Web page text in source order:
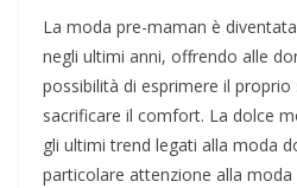
La moda pre-maman è
negli ultimi anni, offrendo alle
possibilità di esprimere il proprio
sacrificare il comfort. La dolce
gli ultimi trend legati alla moda
particolare attenzione alla moda